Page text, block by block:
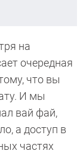
на
очередная
что вы
И мы
вай фай,
а доступ в
частях